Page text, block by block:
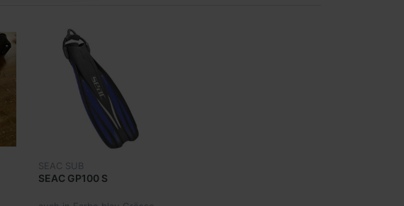
SEAC SUB
SEAC GP100 S